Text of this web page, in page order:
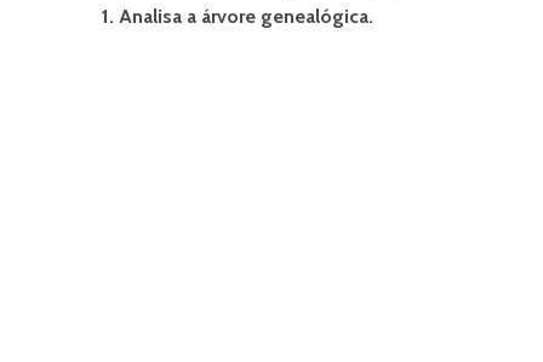
1. Analisa a árvore genealógica.